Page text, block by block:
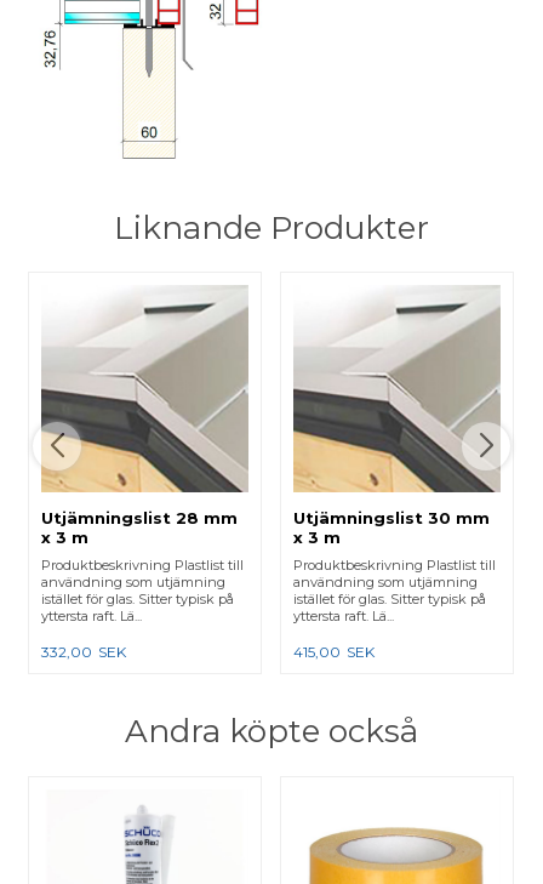
Liknande Produkter
Utjämningslist 28 mm
x 3 m
Produktbeskrivning Plastlist till
användning som utjämning
istället för glas. Sitter typisk på
yttersta raft. Lä...
332,00 SEK
Utjämningslist 30 mm
x 3 m
Produktbeskrivning Plastlist till
användning som utjämning
istället för glas. Sitter typisk på
yttersta raft. Lä...
415,00 SEK
Andra köpte också